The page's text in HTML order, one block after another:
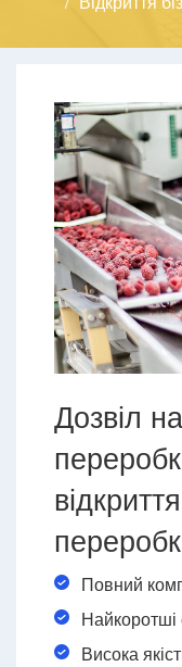
Дозвіл
Повний
Найкоротші
Висока